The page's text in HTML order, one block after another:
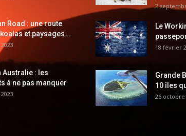
Road : une route
et paysages...
Australie : les
à ne pas manquer
2
Le
18 février
Grande
10 îles
26 octobre